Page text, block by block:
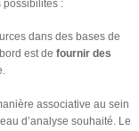
possibilités :
dans des bases de
est de fournir des
associative au sein
d’analyse souhaité. Le